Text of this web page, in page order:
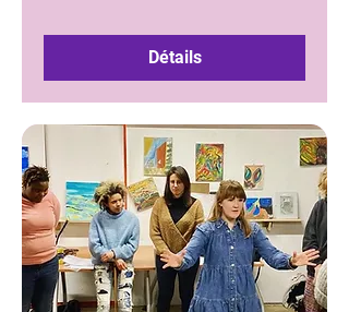
Détails